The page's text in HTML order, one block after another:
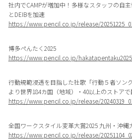
社内でCAMPが増加中！多様なスタッフの自
とDEIBを加速
https://www.pencil.co.jp/release/
博多ぺんたく2025
https://www.pencil.co.jp/
行動規範浸透を目指した社歌「行動５者ソン
より世界184カ国（地域）・40以上のストア
https://www.pencil.co.jp/release/
全国ワークスタイル変革大賞2025 九州・沖
https://www.pencil.co.jp/release/